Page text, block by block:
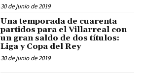
30 de junio de 2019
Una temporada de cuarenta
partidos para el Villarreal con
un gran saldo de dos títulos:
Liga y Copa del Rey
30 de junio de 2019